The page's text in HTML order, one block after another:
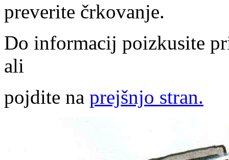
preverite črkovanje.
Do informacij poizkusite
ali
pojdite na prejšnjo stran.